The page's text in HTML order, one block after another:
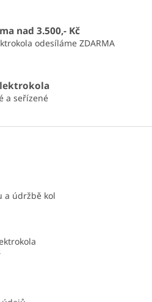
nad 3.500,- Kč
odesíláme ZDARMA
a seřízené
a údržbě kol